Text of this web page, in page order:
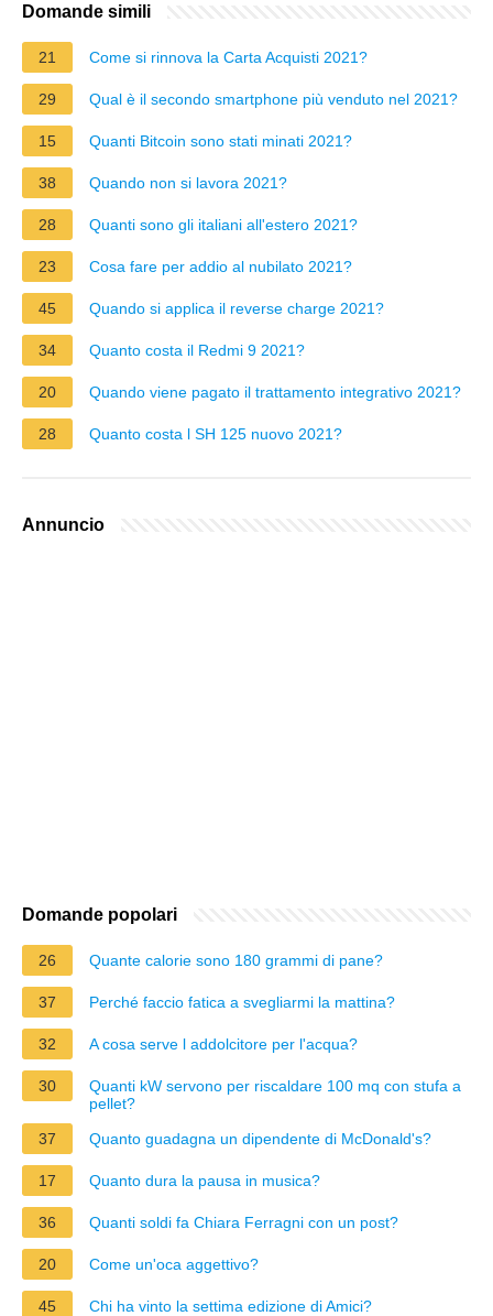
Domande simili
21 Come si rinnova la Carta Acquisti 2021?
29 Qual è il secondo smartphone più venduto nel 2021?
15 Quanti Bitcoin sono stati minati 2021?
38 Quando non si lavora 2021?
28 Quanti sono gli italiani all'estero 2021?
23 Cosa fare per addio al nubilato 2021?
45 Quando si applica il reverse charge 2021?
34 Quanto costa il Redmi 9 2021?
20 Quando viene pagato il trattamento integrativo 2021?
28 Quanto costa l SH 125 nuovo 2021?
Annuncio
Domande popolari
26 Quante calorie sono 180 grammi di pane?
37 Perché faccio fatica a svegliarmi la mattina?
32 A cosa serve l addolcitore per l'acqua?
30
Quanti kW servono per riscaldare 100 mq con stufa a
pellet?
37
Quanto guadagna un dipendente di McDonald's?
17 Quanto dura la pausa in musica?
36 Quanti soldi fa Chiara Ferragni con un post?
20 Come un'oca aggettivo?
45 Chi ha vinto la settima edizione di Amici?